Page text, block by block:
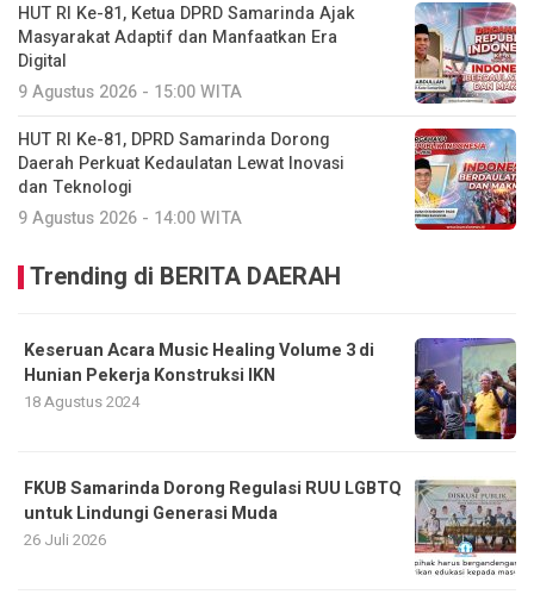
HUT RI Ke-81, Ketua DPRD Samarinda Ajak
Masyarakat Adaptif dan Manfaatkan Era
Digital
9 Agustus 2026 - 15:00 WITA
HUT RI Ke-81, DPRD Samarinda Dorong
Daerah Perkuat Kedaulatan Lewat Inovasi
dan Teknologi
9 Agustus 2026 - 14:00 WITA
Trending di BERITA DAERAH
Keseruan Acara Music Healing Volume 3 di
Hunian Pekerja Konstruksi IKN
18 Agustus 2024
FKUB Samarinda Dorong Regulasi RUU LGBTQ
untuk Lindungi Generasi Muda
26 Juli 2026